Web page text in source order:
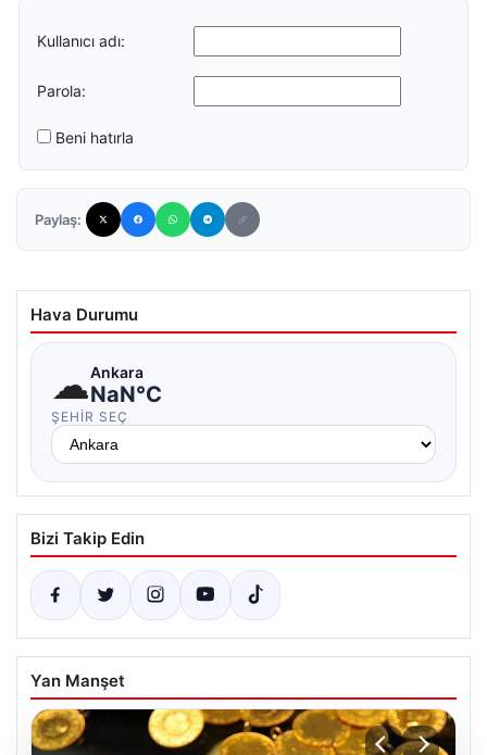
Kullanıcı adı:
Parola:
Beni hatırla
Paylaş:
Hava Durumu
☁Ankara
NaN°C
ŞEHIR SEÇ
Bizi Takip Edin
Yan Manşet